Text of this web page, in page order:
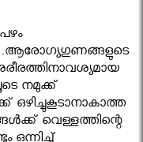
.ആരോഗ്യഗുണങ്ങളുടെ
നമുക്ക്
വെള്ളത്തിന്റെ